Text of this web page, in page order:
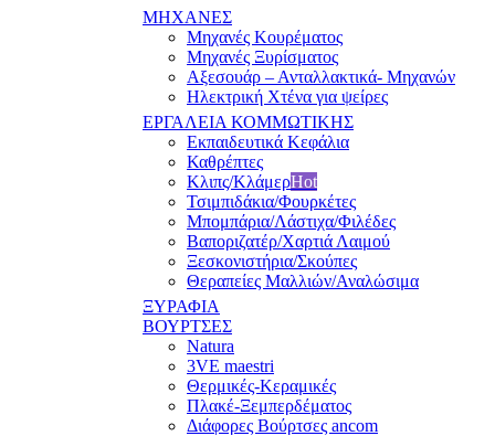
ΜΗΧΑΝΕΣ
Μηχανές Κουρέματος
Μηχανές Ξυρίσματος
Αξεσουάρ – Ανταλλακτικά- Μηχανών
Ηλεκτρική Χτένα για ψείρες
ΕΡΓΑΛΕΙΑ ΚΟΜΜΩΤΙΚΗΣ
Εκπαιδευτικά Κεφάλια
Καθρέπτες
Κλιπς/ΚλάμερHot
Τσιμπιδάκια/Φουρκέτες
Μπομπάρια/Λάστιχα/Φιλέδες
Βαποριζατέρ/Χαρτιά Λαιμού
Ξεσκονιστήρια/Σκούπες
Θεραπείες Μαλλιών/Αναλώσιμα
ΞΥΡΑΦΙΑ
ΒΟΥΡΤΣΕΣ
Natura
3VE maestri
Θερμικές-Κεραμικές
Πλακέ-Ξεμπερδέματος
Διάφορες Βούρτσες ancom